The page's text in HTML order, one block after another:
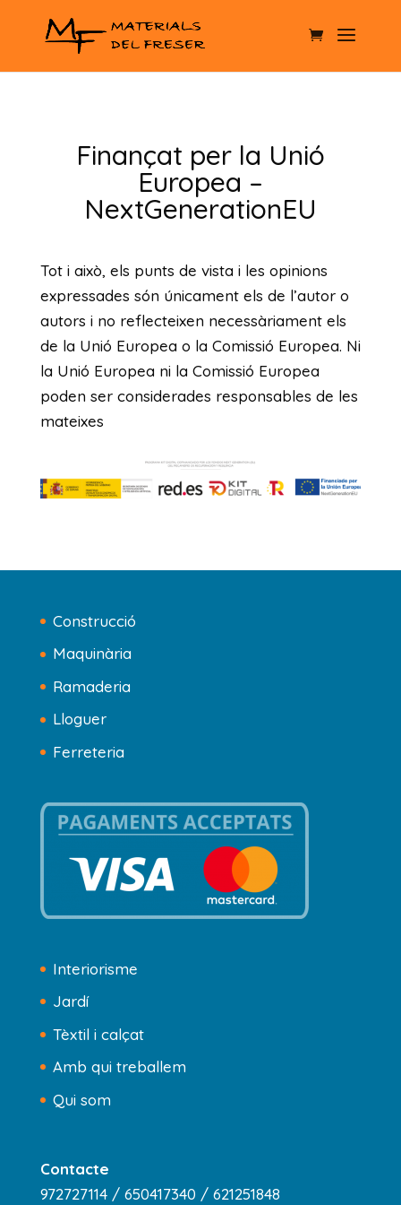
Finançat per la Unió
Europea –
NextGenerationEU
Tot i això, els punts de vista i les opinions
expressades són únicament els de l’autor o
autors i no reflecteixen necessàriament els
de la Unió Europea o la Comissió Europea. Ni
la Unió Europea ni la Comissió Europea
poden ser considerades responsables de les
mateixes
Construcció
Maquinària
Ramaderia
Lloguer
Ferreteria
Interiorisme
Jardí
Tèxtil i calçat
Amb qui treballem
Qui som
Contacte
972727114 / 650417340 / 621251848